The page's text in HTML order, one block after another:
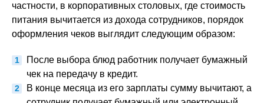
частности, в корпоративных столовых, где стоимость
питания вычитается из дохода сотрудников, порядок
оформления чеков выглядит следующим образом:
После выбора блюд работник получает бумажный
чек на передачу в кредит.
В конце месяца из его зарплаты сумму вычитают, а